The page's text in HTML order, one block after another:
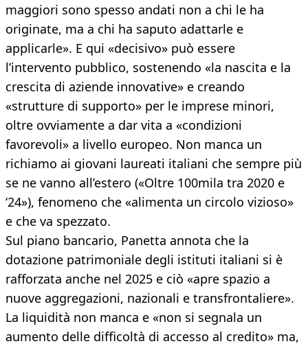
maggiori sono spesso andati non a chi le ha
originate, ma a chi ha saputo adattarle e
applicarle». E qui «decisivo» può essere
l’intervento pubblico, sostenendo «la nascita e la
crescita di aziende innovative» e creando
«strutture di supporto» per le imprese minori,
oltre ovviamente a dar vita a «condizioni
favorevoli» a livello europeo. Non manca un
richiamo ai giovani laureati italiani che sempre più
se ne vanno all’estero («Oltre 100mila tra 2020 e
‘24»), fenomeno che «alimenta un circolo vizioso»
e che va spezzato.
Sul piano bancario, Panetta annota che la
dotazione patrimoniale degli istituti italiani si è
rafforzata anche nel 2025 e ciò «apre spazio a
nuove aggregazioni, nazionali e transfrontaliere».
La liquidità non manca e «non si segnala un
aumento delle difficoltà di accesso al credito» ma,